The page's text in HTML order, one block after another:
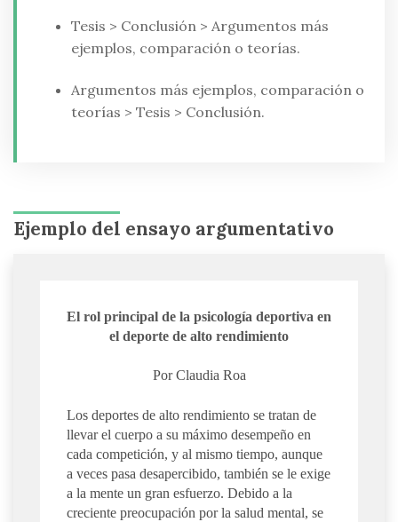
Tesis > Conclusión > Argumentos más
ejemplos, comparación o teorías.
Argumentos más ejemplos, comparación o
teorías > Tesis > Conclusión.
Ejemplo del ensayo argumentativo
El rol principal de la psicología deportiva en
el deporte de alto rendimiento
Por Claudia Roa
Los deportes de alto rendimiento se tratan de
llevar el cuerpo a su máximo desempeño en
cada competición, y al mismo tiempo, aunque
a veces pasa desapercibido, también se le exige
a la mente un gran esfuerzo. Debido a la
creciente preocupación por la salud mental, se